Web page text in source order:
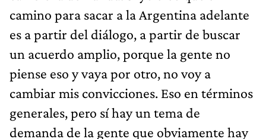
camino para sacar a la Argentina adelante
es a partir del diálogo, a partir de buscar
un acuerdo amplio, porque la gente no
piense eso y vaya por otro, no voy a
cambiar mis convicciones. Eso en términos
generales, pero sí hay un tema de
demanda de la gente que obviamente hay